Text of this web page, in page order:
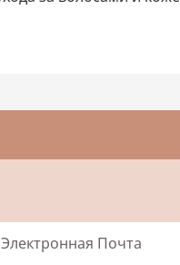
Электронная Почта